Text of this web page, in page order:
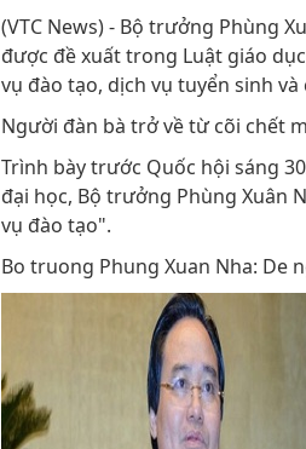
(VTC News) - Bộ trưởng Phùng
được đề xuất trong Luật giáo
vụ đào tạo, dịch vụ tuyển sinh
Người đàn bà trở về từ cõi chết
Trình bày trước Quốc hội sáng
đại học, Bộ trưởng Phùng Xuân
vụ đào tạo".
Bo truong Phung Xuan Nha: De